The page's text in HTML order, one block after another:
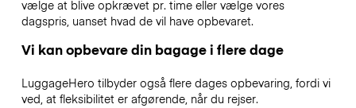
vælge at blive opkrævet pr. time eller vælge vores
dagspris, uanset hvad de vil have opbevaret.
Vi kan opbevare din bagage i flere dage
LuggageHero tilbyder også flere dages opbevaring, fordi vi
ved, at fleksibilitet er afgørende, når du rejser.